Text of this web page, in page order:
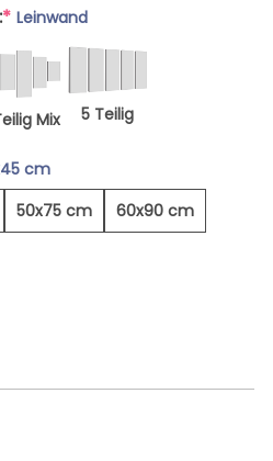
* Leinwand
Mix 5 Teilig
cm
50x75 cm 60x90 cm